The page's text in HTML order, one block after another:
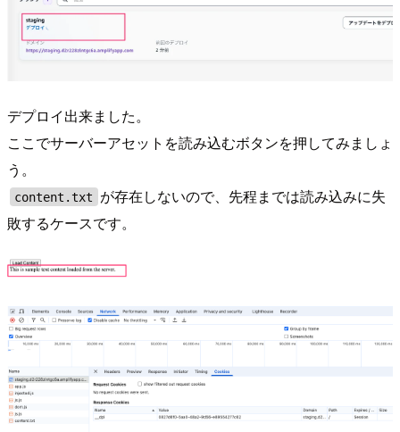
デプロイ出来ました。
ここでサーバーアセットを読み込むボタンを押してみましょ
う。
content.txt
が存在しないので、先程までは読み込みに失
敗するケースです。